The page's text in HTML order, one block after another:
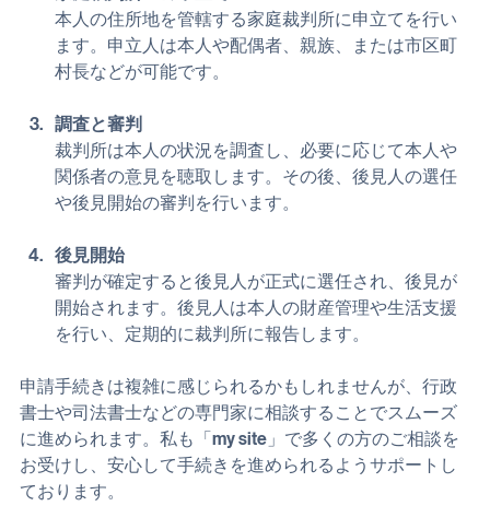
家庭裁判所への申立て
本人の住所地を管轄する家庭裁判所に申立てを行い
村長などが可能です。
調査と審判
裁判所は本人の状況を調査し、必要に応じて本人や
や後見開始の審判を行います。
後見開始
審判が確定すると後見人が正式に選任され、後見が
を行い、定期的に裁判所に報告します。
申請手続きは複雑に感じられるかもしれませんが、行政
書士や司法書士などの専門家に相談することでスムーズ
に進められます。私も「my site」で多くの方のご相談を